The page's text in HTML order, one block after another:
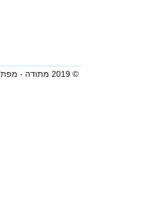
© 2019 מתודה - מפת"ח 12 |